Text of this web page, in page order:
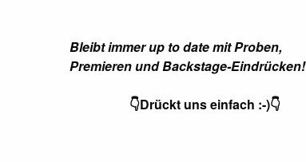
Bleibt immer up to date mit Proben,
Premierenund Backstage-Eindrücken!
👇Drückt uns einfach :-)👇